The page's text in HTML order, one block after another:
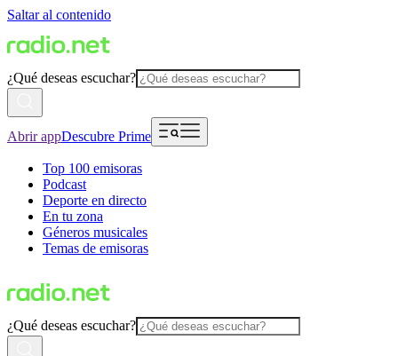
Saltar al contenido
¿Qué deseas escuchar?
Abrir appDescubre Prime
Top 100 emisoras
Podcast
Deporte en directo
En tu zona
Géneros musicales
Temas de emisoras
¿Qué deseas escuchar?